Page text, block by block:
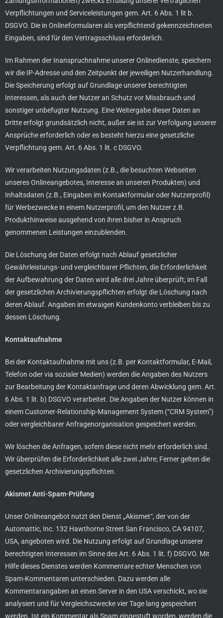
Verpflichtungen und Serviceleistungen gem. Art. 6 Abs. 1 lit b.
DSGVO. Die in Onlineformularen als verpflichtend gekennzeichneten
Eingaben, sind für den Vertragsschluss erforderlich.
Im Rahmen der Inanspruchnahme unserer Onlinedienste, speichern
wir die IP-Adresse und den Zeitpunkt der jeweiligen Nutzerhandlung.
Die Speicherung erfolgt auf Grundlage unserer berechtigten
Interessen, als auch der Nutzer an Schutz vor Missbrauch und
sonstiger unbefugter Nutzung. Eine Weitergabe dieser Daten an
Dritte erfolgt grundsätzlich nicht, außer sie ist zur Verfolgung unserer
Ansprüche erforderlich oder es besteht hierzu eine gesetzliche
Verpflichtung gem. Art. 6 Abs. 1 lit. c DSGVO.
Wir verarbeiten Nutzungsdaten (z.B., die besuchten Webseiten
unseres Onlineangebotes, Interesse an unseren Produkten) und
Inhaltsdaten (z.B., Eingaben im Kontaktformular oder Nutzerprofil)
für Werbezwecke in einem Nutzerprofil, um den Nutzer z.B.
Produkthinweise ausgehend von ihren bisher in Anspruch
genommenen Leistungen einzublenden.
Die Löschung der Daten erfolgt nach Ablauf gesetzlicher
Gewährleistungs- und vergleichbarer Pflichten, die Erforderlichkeit
der Aufbewahrung der Daten wird alle drei Jahre überprüft; im Fall
der gesetzlichen Archivierungspflichten erfolgt die Löschung nach
deren Ablauf. Angaben im etwaigen Kundenkonto verbleiben bis zu
dessen Löschung.
Kontaktaufnahme
Bei der Kontaktaufnahme mit uns (z.B. per Kontaktformular, E-Mail,
Telefon oder via sozialer Medien) werden die Angaben des Nutzers
zur Bearbeitung der Kontaktanfrage und deren Abwicklung gem. Art.
6 Abs. 1 lit. b) DSGVO verarbeitet. Die Angaben der Nutzer können in
einem Customer-Relationship-Management System (“CRM System”)
oder vergleichbarer Anfragenorganisation gespeichert werden.
Wir löschen die Anfragen, sofern diese nicht mehr erforderlich sind.
Wir überprüfen die Erforderlichkeit alle zwei Jahre; Ferner gelten die
gesetzlichen Archivierungspflichten.
Akismet Anti-Spam-Prüfung
Unser Onlineangebot nutzt den Dienst „Akismet“, der von der
Automattic, Inc. 132 Hawthorne Street San Francisco, CA 94107,
USA, angeboten wird. Die Nutzung erfolgt auf Grundlage unserer
berechtigten Interessen im Sinne des Art. 6 Abs. 1 lit. f) DSGVO. Mit
Hilfe dieses Dienstes werden Kommentare echter Menschen von
Spam-Kommentaren unterschieden. Dazu werden alle
Kommentarangaben an einen Server in den USA verschickt, wo sie
analysiert und für Vergleichszwecke vier Tage lang gespeichert
werden. Ist ein Kommentar als Spam eingestuft worden, werden die